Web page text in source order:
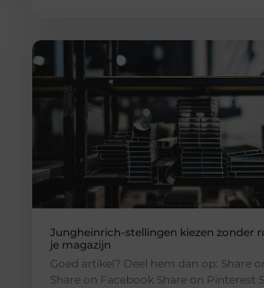
Jungheinrich-stellingen kiezen zonder
je magazijn
Goed artikel? Deel hem dan op: Share
Share on Facebook Share on Pinterest